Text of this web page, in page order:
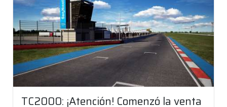
TC2000: ¡Atención! Comenzó la venta